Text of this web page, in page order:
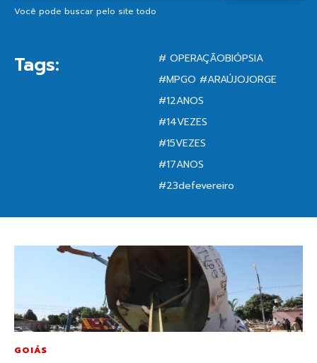
Você pode buscar pelo site todo
Tags:
# OPERAÇÃOBIÓPSIA
#MPGO #ARAÚJOJORGE
#12ANOS
#14VEZES
#15VEZES
#17ANOS
#23defevereiro
GOIÁS